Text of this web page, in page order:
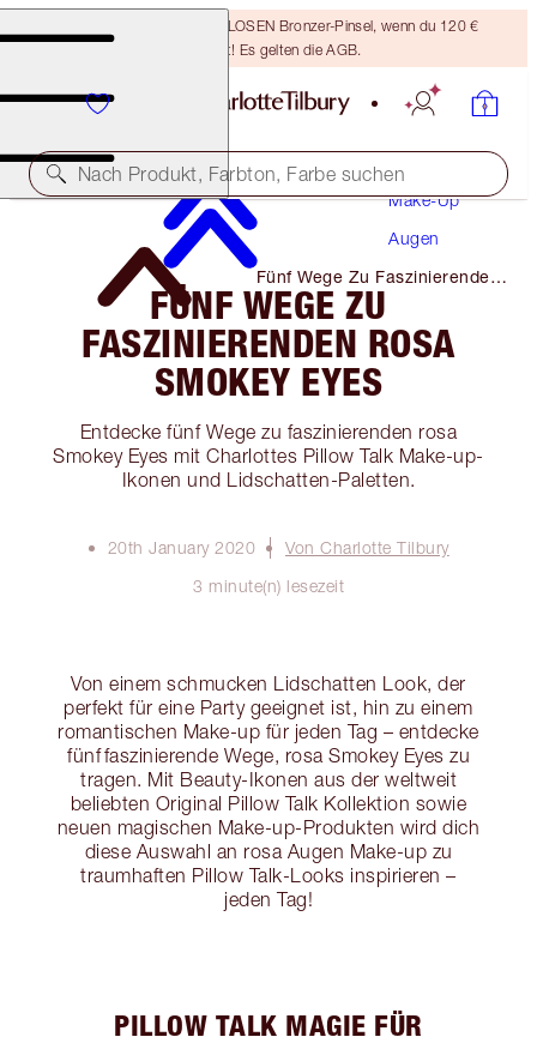
Sichere dir einen KOSTENLOSEN Bronzer-Pinsel, wenn du 120 €
ausgibst! Es gelten die AGB.
Nach Produkt, Farbton, Farbe suchen
Make-Up
Augen
Fünf Wege Zu Faszinierenden
Rosa Smokey Eyes
FÜNF WEGE ZU
FASZINIERENDEN ROSA
SMOKEY EYES
Entdecke fünf Wege zu faszinierenden rosa
Smokey Eyes mit Charlottes Pillow Talk Make-up-
Ikonen und Lidschatten-Paletten.
20th January 2020
Von Charlotte Tilbury
3 minute(n) lesezeit
Von einem schmucken Lidschatten Look, der
perfekt für eine Party geeignet ist, hin zu einem
romantischen Make-up für jeden Tag – entdecke
fünf faszinierende Wege, rosa Smokey Eyes zu
tragen. Mit Beauty-Ikonen aus der weltweit
beliebten Original Pillow Talk Kollektion sowie
neuen magischen Make-up-Produkten wird dich
diese Auswahl an rosa Augen Make-up zu
traumhaften Pillow Talk-Looks inspirieren –
jeden Tag!
PILLOW TALK MAGIE FÜR